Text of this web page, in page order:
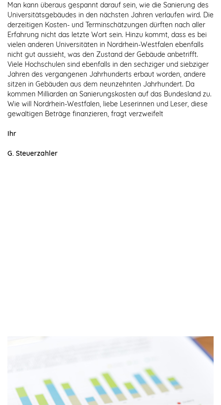
Man kann überaus gespannt darauf sein, wie die Sanierung des
Universitätsgebäudes in den nächsten Jahren verlaufen wird. Die
derzeitigen Kosten- und Terminschätzungen dürften nach aller
Erfahrung nicht das letzte Wort sein. Hinzu kommt, dass es bei
vielen anderen Universitäten in Nordrhein-Westfalen ebenfalls
nicht gut aussieht, was den Zustand der Gebäude anbetrifft.
Viele Hochschulen sind ebenfalls in den sechziger und siebziger
Jahren des vergangenen Jahrhunderts erbaut worden, andere
sitzen in Gebäuden aus dem neunzehnten Jahrhundert. Da
kommen Milliarden an Sanierungskosten auf das Bundesland zu.
Wie will Nordrhein-Westfalen, liebe Leserinnen und Leser, diese
gewaltigen Beträge finanzieren, fragt verzweifelt
Ihr
G. Steuerzahler